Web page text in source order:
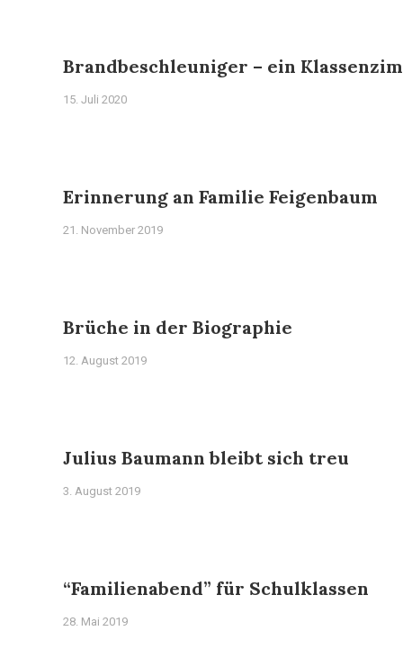
Brandbeschleuniger – ein
15. Juli 2020
Erinnerung an Familie Feigenbaum
21. November 2019
Brüche in der Biographie
12. August 2019
Julius Baumann bleibt sich treu
3. August 2019
“Familienabend” für Schulklassen
28. Mai 2019